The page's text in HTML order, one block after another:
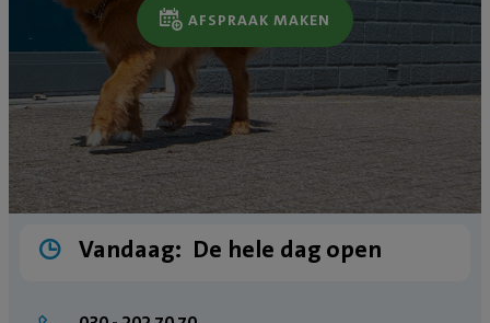
AFSPRAAK MAKEN
Vandaag: De hele dag open